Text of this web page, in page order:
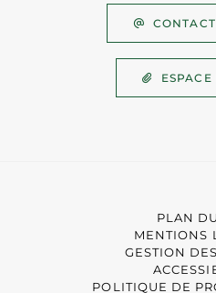
ESPACE
PLAN
MENTIONS
GESTION
POLITIQUE DE